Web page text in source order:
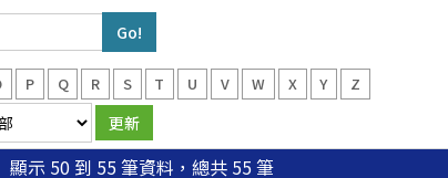
P Q R S T U V W X Y Z
顯示 50 到 55 筆資料，總共 55 筆